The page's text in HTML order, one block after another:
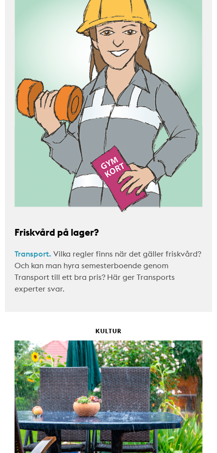
Friskvård på lager?
Transport. Vilka regler finns när det gäller friskvård?
Och kan man hyra semesterboende genom
Transport till ett bra pris? Här ger Transports
experter svar.
KULTUR